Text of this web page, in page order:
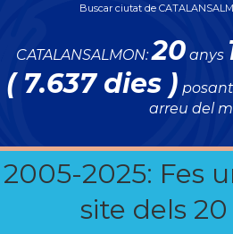
Buscar ciutat de
CATALANSALMON:20 anys
( 7.637 dies )
arreu del
2005-2025: Fes
site dels 20